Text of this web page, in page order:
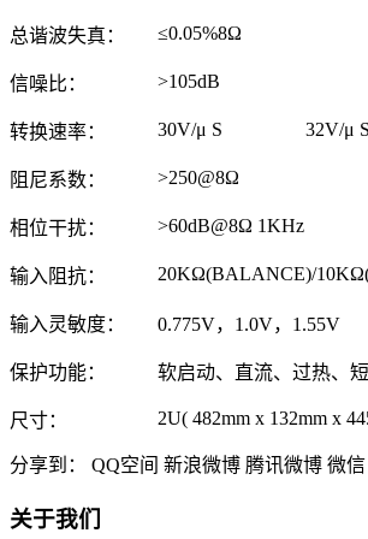
总谐波失真： ≤0.05%8Ω
信噪比： >105dB
转换速率： 30V/μ S 32V/μ S
阻尼系数： >250@8Ω
相位干扰： >60dB@8Ω 1KHz
输入阻抗： 20KΩ(BALANCE)/
输入灵敏度： 0.775V，1.0V，1.55V
保护功能： 软启动、直流、过热、
尺寸： 2U( 482mm x 132mm x
分享到： QQ空间 新浪微博 腾讯微博 微信
关于我们